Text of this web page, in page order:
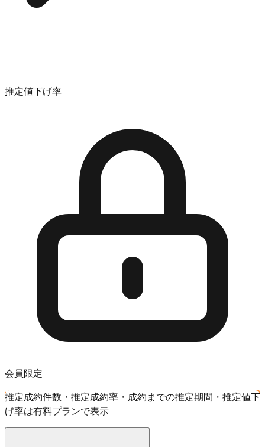
推定値下げ率
会員限定
推定成約件数・推定成約率・成約までの推定期間・推定値下
げ率は有料プランで表示